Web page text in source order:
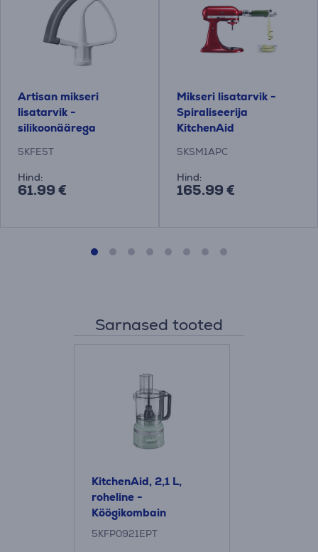
Artisan mikseri
lisatarvik -
silikoonäärega
KitchenAid
5KFE5T
Hind:
61.99 €
Mikseri lisatarvik -
Spiraliseerija
KitchenAid
5KSM1APC
Hind:
165.99 €
Sarnased tooted
KitchenAid, 2,1 L,
roheline -
Köögikombain
5KFP0921EPT